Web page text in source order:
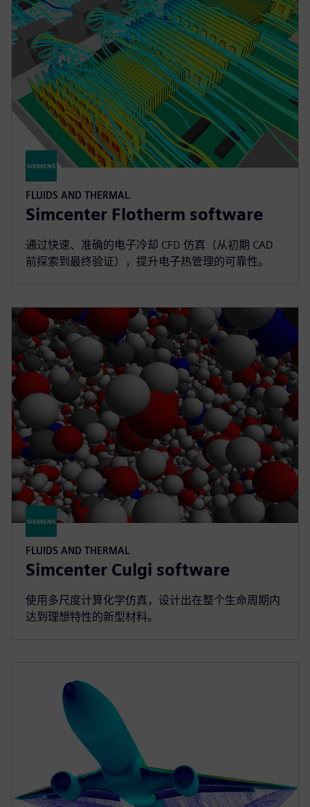
FLUIDS AND THERMAL
Simcenter Flotherm software
通过快速、准确的电子冷却 CFD 仿真（从初期 CAD
前探索到最终验证），提升电子热管理的可靠性。
FLUIDS AND THERMAL
Simcenter Culgi software
使用多尺度计算化学仿真，设计出在整个生命周期内
达到理想特性的新型材料。